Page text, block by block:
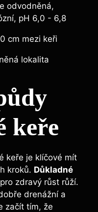
odvodněná,
pH 6,0 ‍- 6,8
cm mezi‍ keři
lokalita
‌keře
keře je klíčové mít
kroků. Důkladné
zdravý růst růží.
drenážní a
‌začít ⁢tím, že